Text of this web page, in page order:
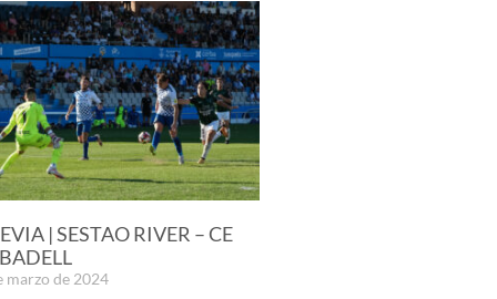
| SESTAO RIVER – CE
marzo de 2024